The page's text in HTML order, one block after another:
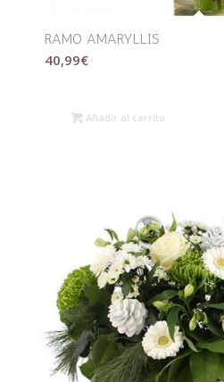
RAMO AMARYLLIS
40,99€
Añadir al carrito